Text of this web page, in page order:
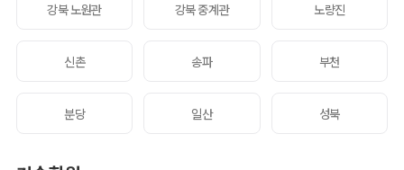
강북 노원관 강북 중계관 노량진
신촌 송파 부천
분당 일산 성북